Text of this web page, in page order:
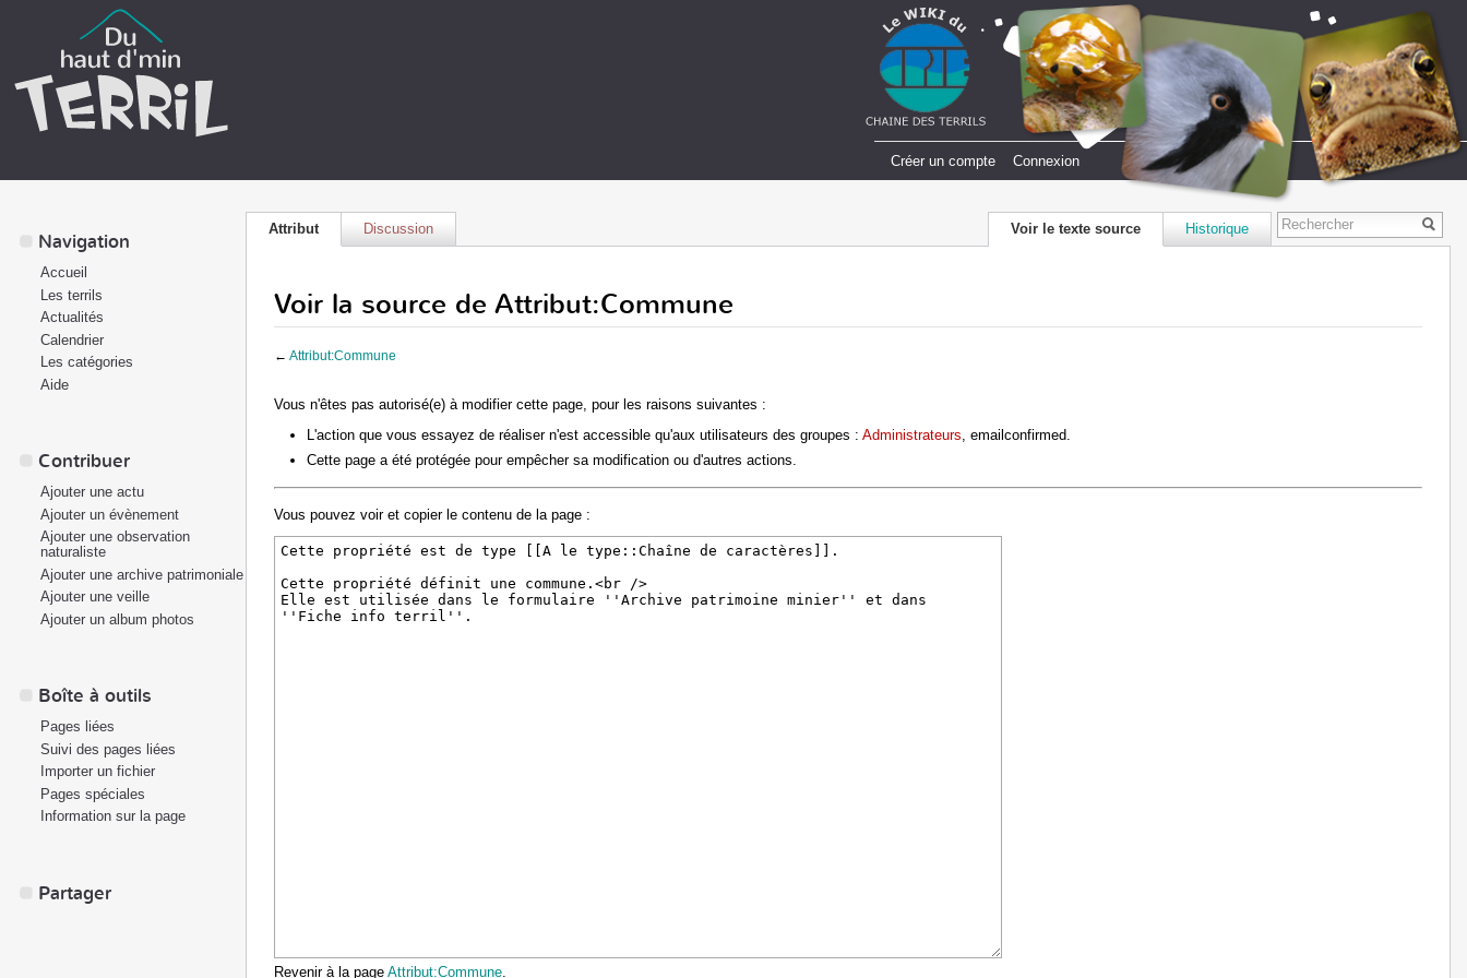
Créer un compte Connexion
Attribut Discussion Voir le texte source Historique
Voir la source de Attribut:Commune
← Attribut:Commune
Vous n'êtes pas autorisé(e) à modifier cette page, pour les raisons suivantes :
L'action que vous essayez de réaliser n'est accessible qu'aux utilisateurs des groupes : Administrateurs , emailconfirmed.
Cette page a été protégée pour empêcher sa modification ou d'autres actions.
Vous pouvez voir et copier le contenu de la page :
Revenir à la page Attribut:Commune
Navigation
Accueil
Les terrils
Actualités
Calendrier
Les catégories
Aide
Contribuer
Ajouter une actu
Ajouter un évènement
Ajouter une observation
naturaliste
Ajouter une archive patrimoniale
Ajouter une veille
Ajouter un album photos
Boîte à outils
Pages liées
Suivi des pages liées
Importer un fichier
Pages spéciales
Information sur la page
Partager